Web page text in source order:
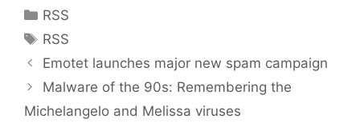
Kategoriler
RSS
Etiketler
RSS
Emotet launches major new spam campaign
Malware of the 90s: Remembering the
Michelangelo and Melissa viruses